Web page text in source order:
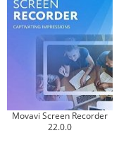
Movavi Screen Recorder
22.0.0